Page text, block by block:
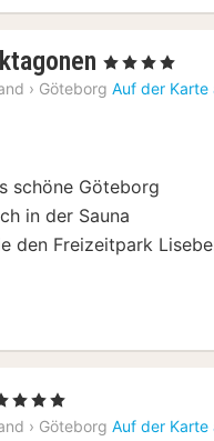
1
Nacht
, 4 Sterne
› Göteborg Auf der Karte
schöne Göteborg
in der Sauna
den Freizeitpark
Sterne
› Göteborg Auf der Karte